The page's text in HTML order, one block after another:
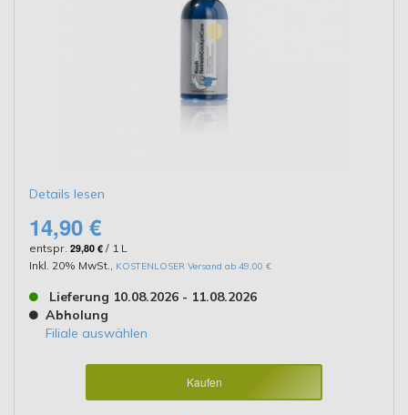
Details lesen
14,90 €
entspr. 29,80 € / 1 L
Inkl. 20% MwSt.
KOSTENLOSER Versand ab 49,00 €
Lieferung 10.08.2026 - 11.08.2026
Abholung
Filiale auswählen
Kaufen